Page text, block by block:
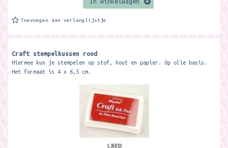
Toevoegen aan verlanglijstje
Craft stempelkussen rood
Hiermee kun je stempelen op stof, hout en papier. Op olie basis.
Het formaat is 4 x 6,5 cm.